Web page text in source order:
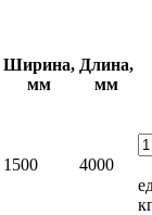
Ширина,
мм
Длина,
мм
1500
4000